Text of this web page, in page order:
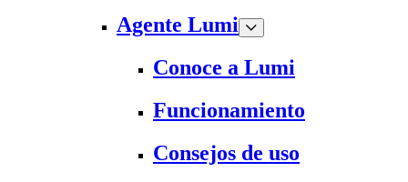
Agente Lumi
Conoce a Lumi
Funcionamiento
Consejos de uso